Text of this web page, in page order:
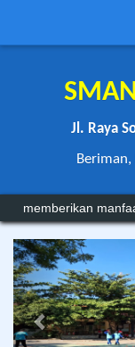
Jl. Raya
bukan yang
Previous